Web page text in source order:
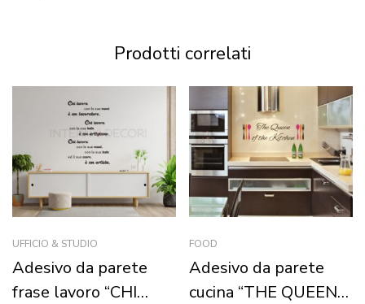
Prodotti correlati
UFFICIO & STUDIO
Adesivo da parete
frase lavoro “CHI
FOOD
Adesivo da parete
cucina “THE QUEEN